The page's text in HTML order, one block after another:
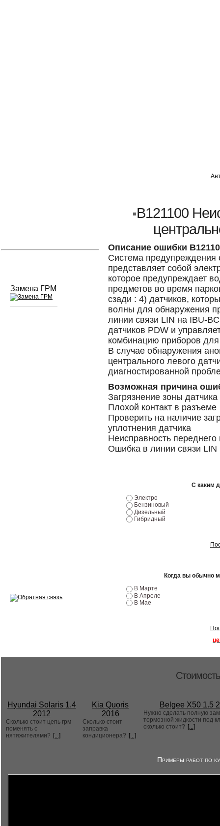
Замена ГРМ
B121100
Описание ошибки
Система предупреждения
представляет собой
которое предупреждает
предметов во время
сзади : 4) датчиков,
волны для обнаружения
линии связи LIN на IBU-
датчиков PDW и
комбинацию приборов
В случае обнаружения
центрального левого
диагностированной
Возможная причина
Загрязнение зоны датчика
Плохой контакт в разъеме
Проверить на наличие
уплотнения датчика
Неисправность переднего
Ошибка в линии связи LIN
С каким
Электро
Бензиновый
Дизельный
Гибридный
Когда вы обычно
В Марте
В Апреле
В Мае
Hyundai Solaris 1.4
2012
Сколько стоит цепь грм
поменять с
нятяжителями? [...]
Kia Quoris
2016
Сколько стоит
заправка
кондиционера? [...]
Belgee X50 1.5
Нужно сделать полную
тормозной жидкости под
сколько стоит? [...]
Примеры работ по